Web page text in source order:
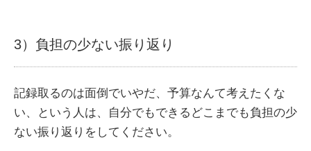
3）負担の少ない振り返り
記録取るのは面倒でいやだ、予算なんて考えたくな
い、という人は、自分でもできるどこまでも負担の少
ない振り返りをしてください。